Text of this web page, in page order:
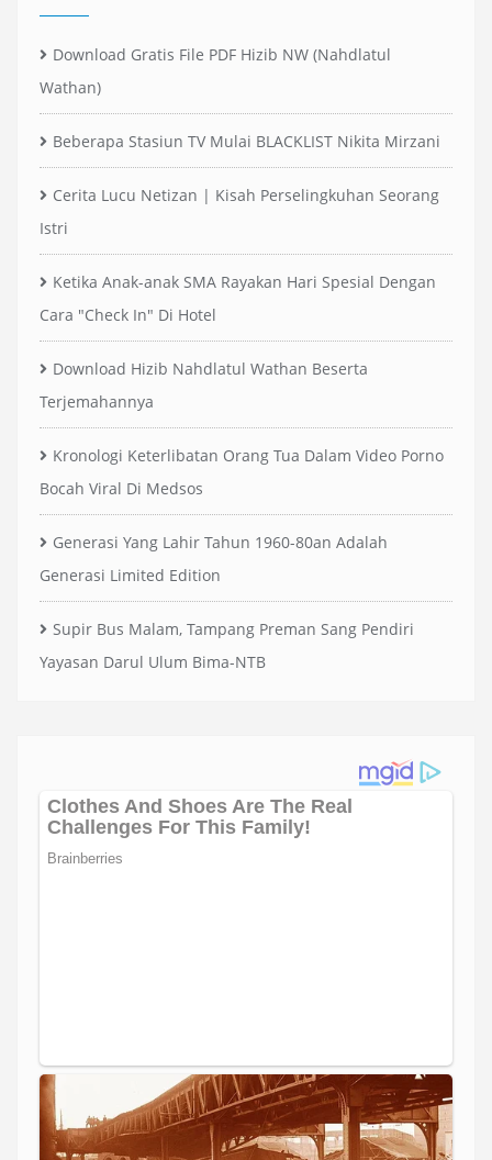
Download Gratis File PDF Hizib NW (Nahdlatul
Wathan)
Beberapa Stasiun TV Mulai BLACKLIST Nikita Mirzani
Cerita Lucu Netizan | Kisah Perselingkuhan Seorang
Istri
Ketika Anak-anak SMA Rayakan Hari Spesial Dengan
Cara "Check In" Di Hotel
Download Hizib Nahdlatul Wathan Beserta
Terjemahannya
Kronologi Keterlibatan Orang Tua Dalam Video Porno
Bocah Viral Di Medsos
Generasi Yang Lahir Tahun 1960-80an Adalah
Generasi Limited Edition
Supir Bus Malam, Tampang Preman Sang Pendiri
Yayasan Darul Ulum Bima-NTB